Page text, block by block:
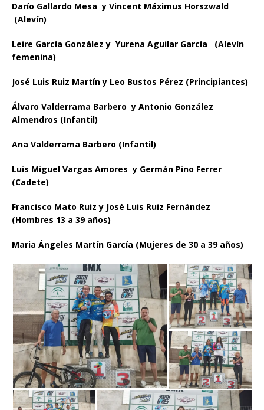
Darío Gallardo Mesa y Vincent Máximus Horszwald
(Alevín)
Leire García González y Yurena Aguilar García (Alevín
femenina)
José Luis Ruiz Martín y Leo Bustos Pérez (Principiantes)
Álvaro Valderrama Barbero y Antonio González
Almendros (Infantil)
Ana Valderrama Barbero (Infantil)
Luis Miguel Vargas Amores y Germán Pino Ferrer
(Cadete)
Francisco Mato Ruiz y José Luis Ruiz Fernández
(Hombres 13 a 39 años)
Maria Ángeles Martín García (Mujeres de 30 a 39 años)